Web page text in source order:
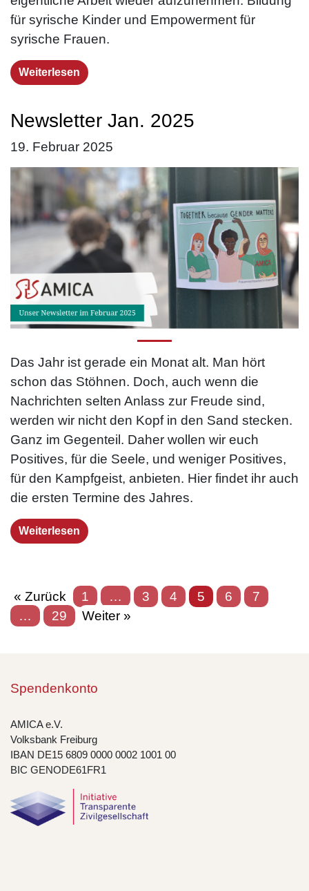
für syrische Kinder und Empowerment für
syrische Frauen.
Weiterlesen
Newsletter Jan. 2025
19. Februar 2025
Das Jahr ist gerade ein Monat alt. Man hört
schon das Stöhnen. Doch, auch wenn die
Nachrichten selten Anlass zur Freude sind,
werden wir nicht den Kopf in den Sand stecken.
Ganz im Gegenteil. Daher wollen wir euch
Positives, für die Seele, und weniger Positives,
für den Kampfgeist, anbieten. Hier findet ihr auch
die ersten Termine des Jahres.
Weiterlesen
« Zurück 1 … 3 4 5 6
7
…
29 Weiter »
Spendenkonto
AMICA e.V.
Volksbank Freiburg
IBAN DE15 6809 0000 0002 1001 00
BIC GENODE61FR1